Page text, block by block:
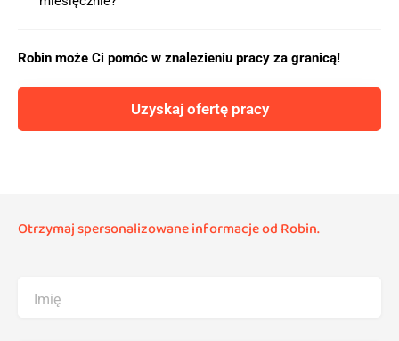
Robin może Ci pomóc w znalezieniu pracy za granicą!
Uzyskaj ofertę pracy
Otrzymaj spersonalizowane informacje od Robin.
Imię